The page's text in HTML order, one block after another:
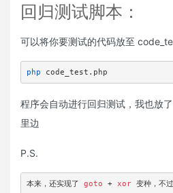
回归测试脚本：
可以将你要测试的代码放至
php code_test.php
程序会自动进行回归测试，我也放
里边
P.S.
本来，还实现了 goto + xor 变种，不